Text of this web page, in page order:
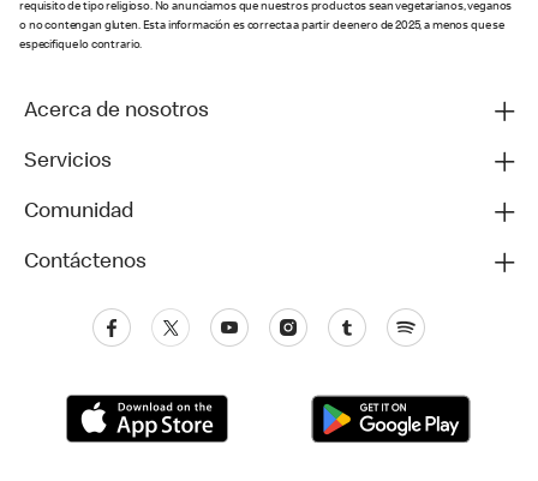
requisito de tipo religioso. No anunciamos que nuestros productos sean vegetarianos, veganos
o no contengan gluten. Esta información es correcta a partir de enero de 2025, a menos que se
especifique lo contrario.
Acerca de nosotros
Servicios
Comunidad
Contáctenos